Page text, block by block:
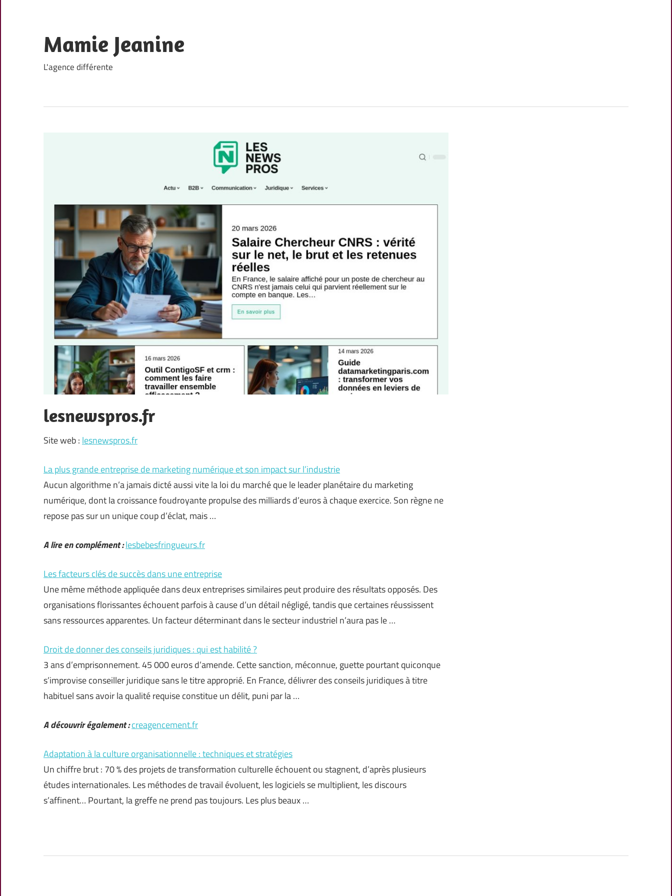
content
Mamie Jeanine
L'agence différente
lesnewspros.fr
Site web : lesnewspros.fr
La plus grande entreprise de marketing numérique et son impact sur l’industrie
Aucun algorithme n’a jamais dicté aussi vite la loi du marché que le leader planétaire du marketing
numérique, dont la croissance foudroyante propulse des milliards d’euros à chaque exercice. Son règne ne
repose pas sur un unique coup d’éclat, mais …
A lire en complément :lesbebesfringueurs.fr
Les facteurs clés de succès dans une entreprise
Une même méthode appliquée dans deux entreprises similaires peut produire des résultats opposés. Des
organisations florissantes échouent parfois à cause d’un détail négligé, tandis que certaines réussissent
sans ressources apparentes. Un facteur déterminant dans le secteur industriel n’aura pas le …
Droit de donner des conseils juridiques : qui est habilité ?
3 ans d’emprisonnement. 45 000 euros d’amende. Cette sanction, méconnue, guette pourtant quiconque
s’improvise conseiller juridique sans le titre approprié. En France, délivrer des conseils juridiques à titre
habituel sans avoir la qualité requise constitue un délit, puni par la …
A découvrir également :creagencement.fr
Adaptation à la culture organisationnelle : techniques et stratégies
Un chiffre brut : 70 % des projets de transformation culturelle échouent ou stagnent, d’après plusieurs
études internationales. Les méthodes de travail évoluent, les logiciels se multiplient, les discours
s’affinent… Pourtant, la greffe ne prend pas toujours. Les plus beaux …